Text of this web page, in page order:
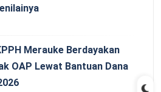
Merauke Berdayakan
OAP Lewat Bantuan Dana